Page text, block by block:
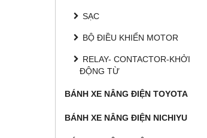
SẠC
BỘ ĐIỀU KHIỂN MOTOR
RELAY- CONTACTOR-KHỞI
ĐỘNG TỪ
BÁNH XE NÂNG ĐIỆN TOYOTA
BÁNH XE NÂNG ĐIỆN NICHIYU